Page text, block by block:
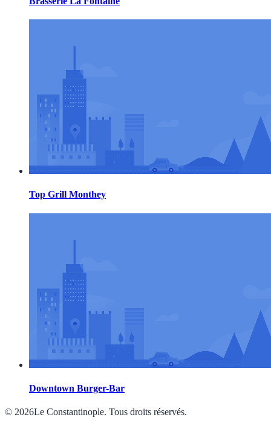
Top Grill Monthey
Downtown Burger-Bar
© 2026Le Constantinople. Tous droits réservés.